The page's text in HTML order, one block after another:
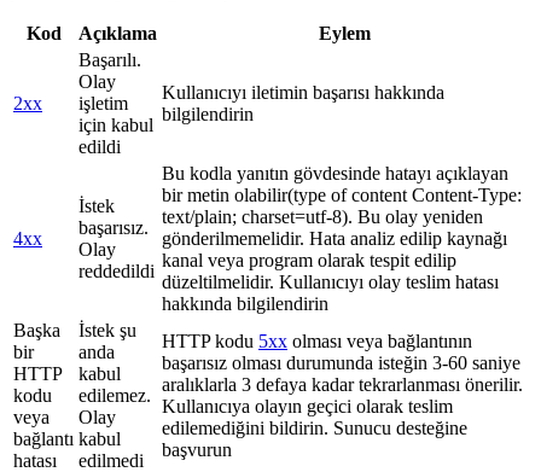
Kod Açıklama Eylem
2xx
Başarılı.
Olay
işletim
için kabul
edildi
Kullanıcıyı iletimin başarısı hakkında
bilgilendirin
4xx
İstek
başarısız.
Olay
reddedildi
Bu kodla yanıtın gövdesinde hatayı açıklayan
bir metin olabilir(type of content Content-Type:
text/plain; charset=utf-8). Bu olay yeniden
gönderilmemelidir. Hata analiz edilip kaynağı
kanal veya program olarak tespit edilip
düzeltilmelidir. Kullanıcıyı olay teslim hatası
hakkında bilgilendirin
Başka
bir
HTTP
kodu
veya
bağlantı
hatası
İstek şu
anda
kabul
edilemez.
Olay
kabul
edilmedi
HTTP kodu 5xx olması veya bağlantının
başarısız olması durumunda isteğin 3-60 saniye
aralıklarla 3 defaya kadar tekrarlanması önerilir.
Kullanıcıya olayın geçici olarak teslim
edilemediğini bildirin. Sunucu desteğine
başvurun